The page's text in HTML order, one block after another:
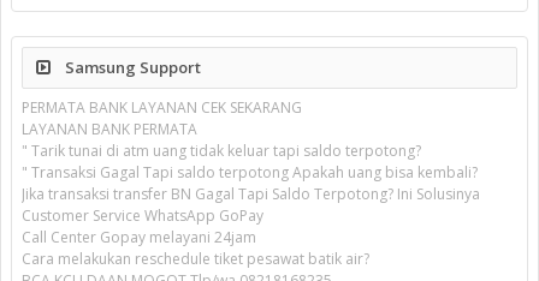
Samsung Support
PERMATA BANK LAYANAN CEK SEKARANG
LAYANAN BANK PERMATA
" Tarik tunai di atm uang tidak keluar tapi saldo terpotong?
" Transaksi Gagal Tapi saldo terpotong Apakah uang bisa kembali?
Jika transaksi transfer BN Gagal Tapi Saldo Terpotong? Ini Solusinya
Customer Service WhatsApp GoPay
Call Center Gopay melayani 24jam
Cara melakukan reschedule tiket pesawat batik air?